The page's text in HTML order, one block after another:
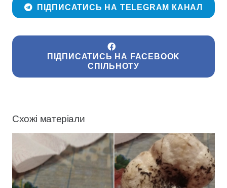
ПІДПИСАТИСЬ НА TELEGRAM КАНАЛ
ПІДПИСАТИСЬ НА FACEBOOK
СПІЛЬНОТУ
Схожі матеріали